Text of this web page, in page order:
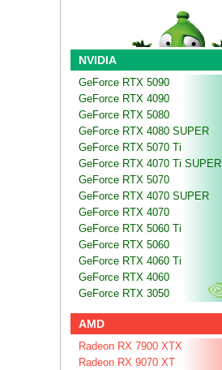
NVIDIA
GeForce RTX 5090
GeForce RTX 4090
GeForce RTX 5080
GeForce RTX 4080 SUPER
GeForce RTX 5070 Ti
GeForce RTX 4070 Ti SUPER
GeForce RTX 5070
GeForce RTX 4070 SUPER
GeForce RTX 4070
GeForce RTX 5060 Ti
GeForce RTX 5060
GeForce RTX 4060 Ti
GeForce RTX 4060
GeForce RTX 3050
AMD
Radeon RX 7900 XTX
Radeon RX 9070 XT